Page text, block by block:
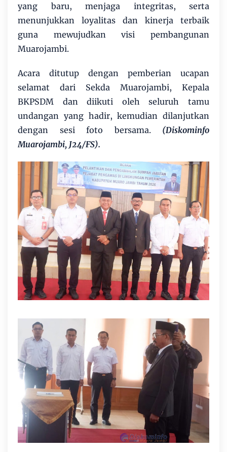
yang baru, menjaga integritas, serta
menunjukkan loyalitas dan kinerja terbaik
guna mewujudkan visi pembangunan
Muarojambi.
Acara ditutup dengan pemberian ucapan
selamat dari Sekda Muarojambi, Kepala
BKPSDM dan diikuti oleh seluruh tamu
undangan yang hadir, kemudian dilanjutkan
dengan sesi foto bersama. (Diskominfo
Muarojambi, J24/FS).